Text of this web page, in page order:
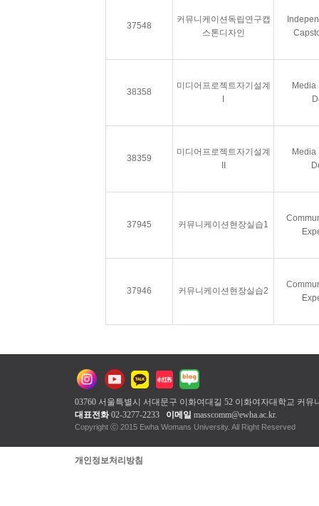
37548
커뮤니케이션독립연구캡
스톤디자인
38358
미디어프로젝트자기설계
Media
38359
미디어프로젝트자기설계
Media
37945 커뮤니케이션현장실습1
37946 커뮤니케이션현장실습2
03760 서울특별시 서대문구 이화여대길 52 이화여자대학교 커뮤
대표전화 02-3277-2233 이메일 masscomm@ewha.ac.kr.
Copyright ⓒ 2015 Ewha Womans
개인정보처리방침